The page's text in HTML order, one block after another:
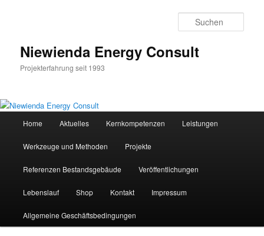
Niewienda Energy Consult
Projekterfahrung seit 1993
Home Aktuelles Kernkompetenzen Leistungen
Werkzeuge und Methoden Projekte
Referenzen Bestandsgebäude Veröffentlichungen
Lebenslauf Shop Kontakt Impressum
Allgemeine Geschäftsbedingungen